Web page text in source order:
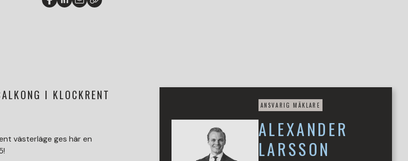
I KLOCKRENT
västerläge ges här en
ANSVARIG MÄKLARE
ALEXANDER
LARSSON